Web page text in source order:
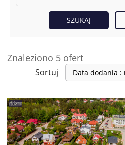
Znaleziono 5 ofert
Sortuj